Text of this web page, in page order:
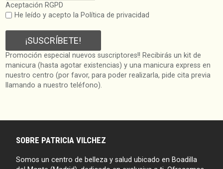
Aceptación RGPD
He leído y acepto la Política de privacidad
Promoción especial nuevos suscriptores!! Recibirás un kit de
manicura (hasta agotar existencias) y una manicura express en
nuestro centro (por favor, para poder realizarla, pide cita previa
llamando a nuestro teléfono).
SOBRE PATRICIA VILCHEZ
Somos un centro de belleza y salud ubicado en Boadilla